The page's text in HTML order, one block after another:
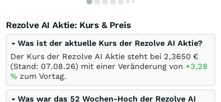
Rezolve AI Aktie: Kurs & Preis
Was ist der aktuelle Kurs der Rezolve AI Aktie?
Der Kurs der Rezolve AI Aktie steht bei 2,3650 €
(Stand: 07.08.26) mit einer Veränderung von +3,28
% zum Vortag.
Was war das 52 Wochen-Hoch der Rezolve AI